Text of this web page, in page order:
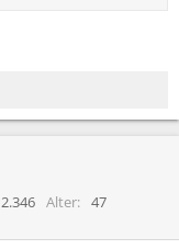
2.346 Alter
47